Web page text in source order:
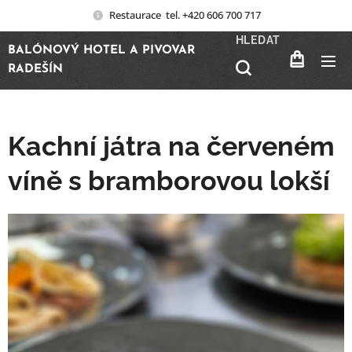
Restaurace tel. +420 606 700 717
BALÓNOVÝ HOTEL A PIVOVAR
RADEŠÍN
HLEDAT
Kachní játra na červeném
víně s bramborovou lokší